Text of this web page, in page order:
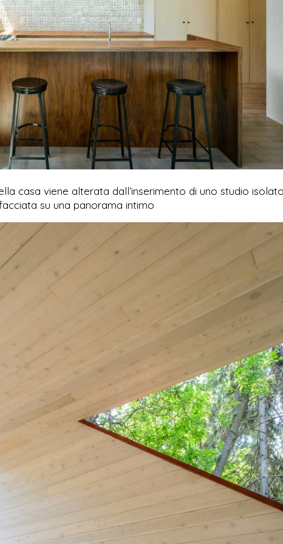
casa viene alterata dall’inserimento di uno studio
su una panorama intimo